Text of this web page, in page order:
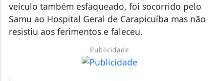
veículo também esfaqueado, foi socorrido pelo
Samu ao Hospital Geral de Carapicuíba mas não
resistiu aos ferimentos e faleceu.
Publicidade